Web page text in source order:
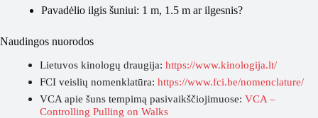
Pavadėlio ilgis šuniui: 1 m, 1.5 m ar ilgesnis?
Naudingos nuorodos
Lietuvos kinologų draugija: https://www.kinologija.lt/
FCI veislių nomenklatūra: https://www.fci.be/nomenclature/
VCA apie šuns tempimą pasivaikščiojimuose: VCA –
Controlling Pulling on Walks